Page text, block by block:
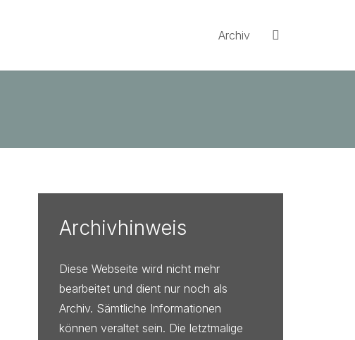
Archiv
Archivhinweis
Diese Webseite wird nicht mehr
bearbeitet und dient nur noch als
Archiv. Sämtliche Informationen
können veraltet sein. Die letztmalige